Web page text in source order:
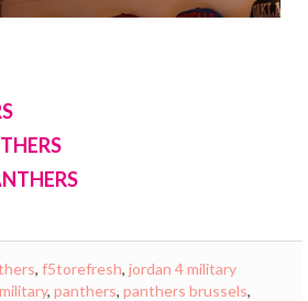
, f5torefresh, jordan 4 military
, panthers, panthers brussels,